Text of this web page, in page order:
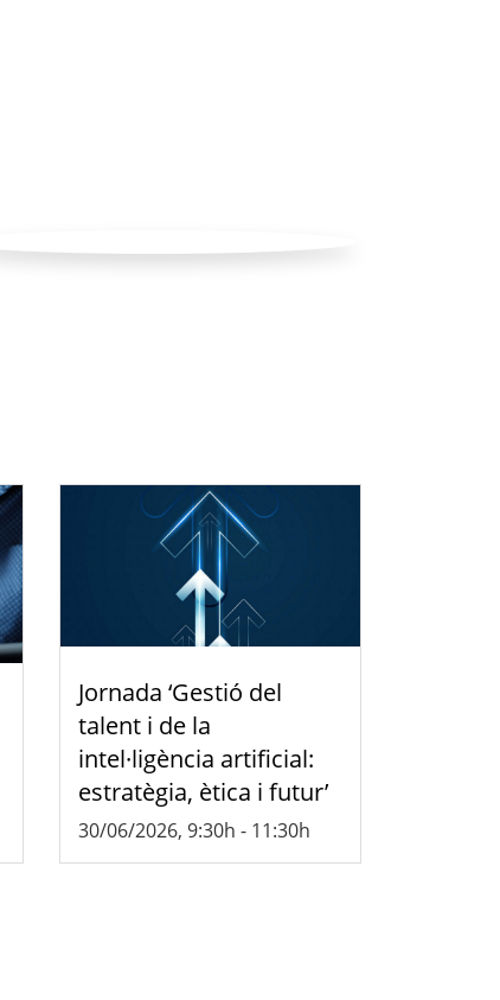
Jornada ‘Gestió del
talent i de la
intel·ligència artificial:
estratègia, ètica i futur’
30/06/2026, 9:30h - 11:30h